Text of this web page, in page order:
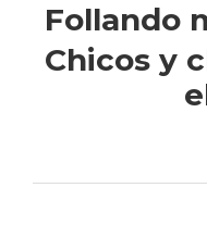
Follando
Chicos y